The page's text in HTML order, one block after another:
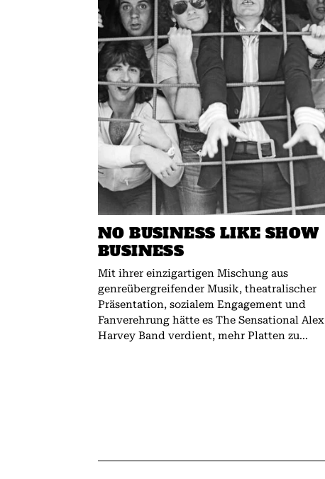
NO BUSINESS LIKE SHOW
BUSINESS
Mit ihrer einzigartigen Mischung aus
genreübergreifender Musik, theatralischer
Präsentation, sozialem Engagement und
Fanverehrung hätte es The Sensational Alex
Harvey Band verdient, mehr Platten zu...